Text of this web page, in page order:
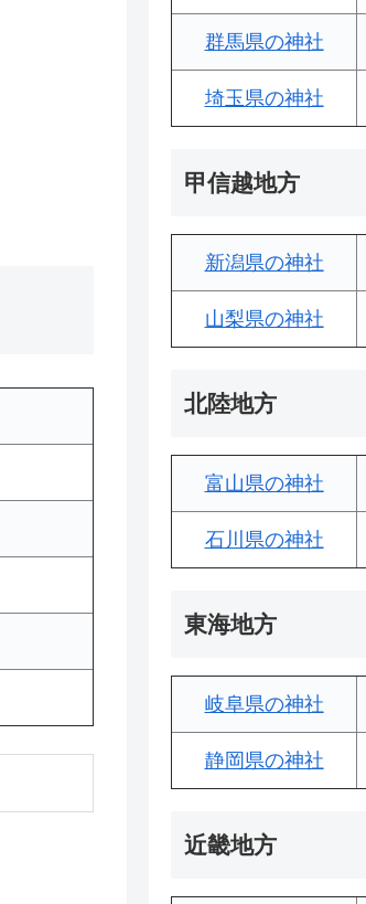
群馬県の神社
埼玉県の神社
甲信越地方
新潟県の神社
山梨県の神社
北陸地方
富山県の神社
石川県の神社
東海地方
岐阜県の神社
静岡県の神社
近畿地方